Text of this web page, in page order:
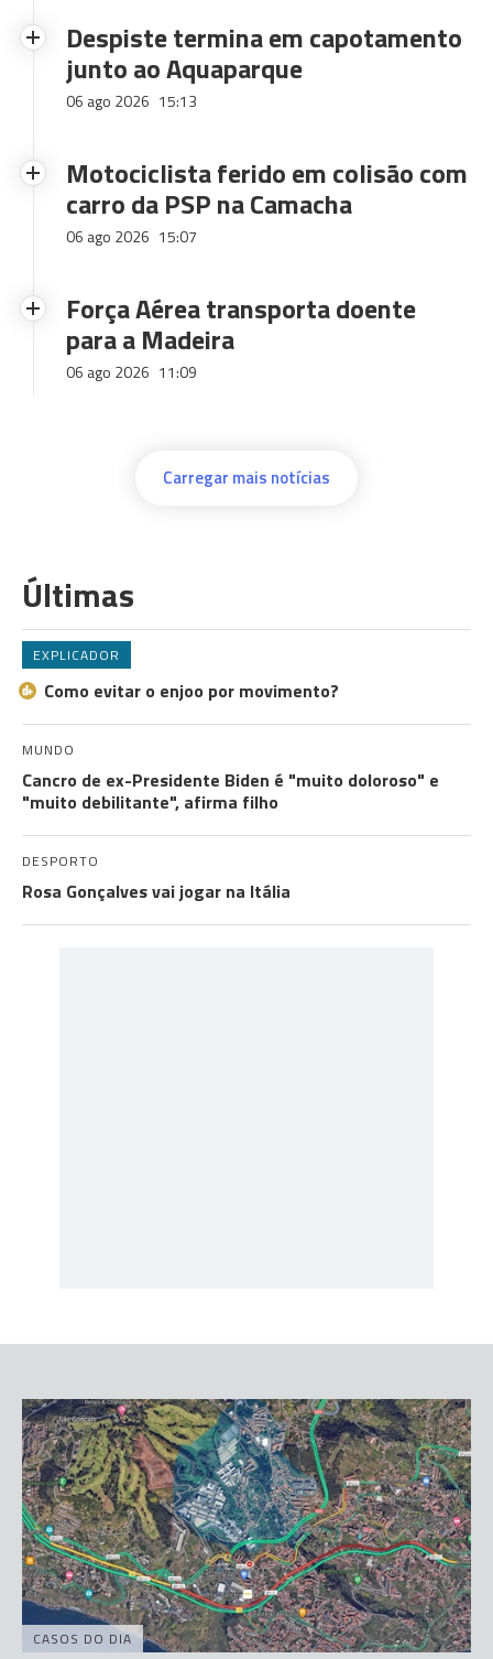
Despiste termina em capotamento
junto ao Aquaparque
06 ago 2026 15:13
Motociclista ferido em colisão com
carro da PSP na Camacha
06 ago 2026 15:07
Força Aérea transporta doente
para a Madeira
06 ago 2026 11:09
Carregar mais notícias
Últimas
EXPLICADOR
Como evitar o enjoo por movimento?
MUNDO
Cancro de ex-Presidente Biden é "muito doloroso" e
"muito debilitante", afirma filho
DESPORTO
Rosa Gonçalves vai jogar na Itália
CASOS DO DIA